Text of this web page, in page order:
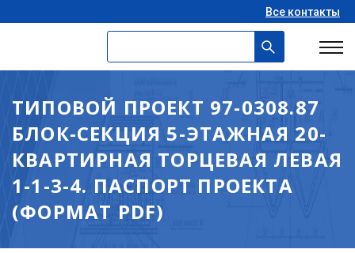
Все контакты
ТИПОВОЙ ПРОЕКТ 97-0308.87
БЛОК-СЕКЦИЯ 5-ЭТАЖНАЯ 20-
КВАРТИРНАЯ ТОРЦЕВАЯ ЛЕВАЯ
1-1-3-4. ПАСПОРТ ПРОЕКТА
(ФОРМАТ PDF)